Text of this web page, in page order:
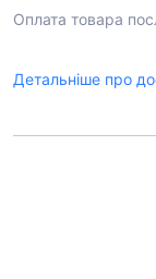
Оплата товара
Детальніше про